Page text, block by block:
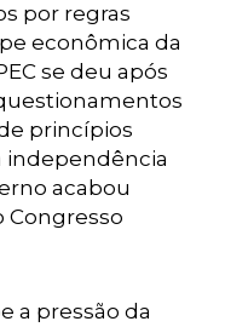
por regras
econômica da
se deu após
princípios
independência
acabou
Congresso
a pressão da